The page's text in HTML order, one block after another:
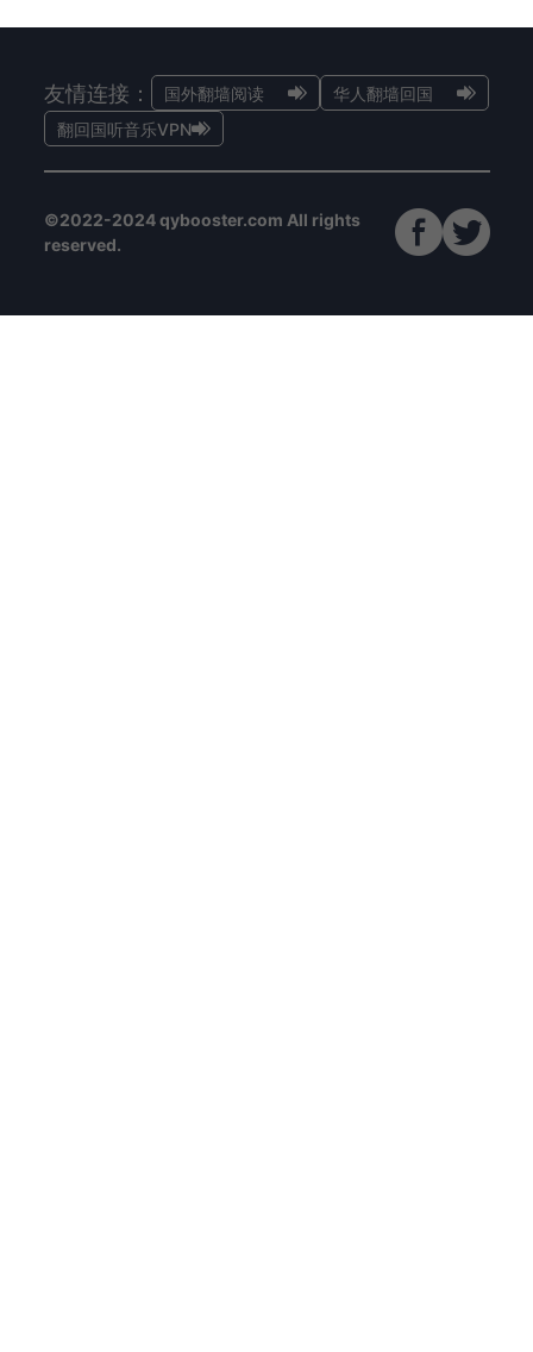
友情连接： 国外翻墙阅读
华人翻墙回国
翻回国听音乐VPN
©2022-2024 qybooster.com All rights
reserved.